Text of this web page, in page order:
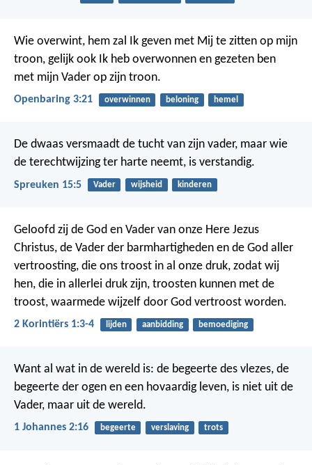
Wie overwint, hem zal Ik geven met Mij te zitten op mijn
troon, gelijk ook Ik heb overwonnen en gezeten ben
met mijn Vader op zijn troon.
Openbaring 3:21 overwinnen beloning hemel
De dwaas versmaadt de tucht van zijn vader, maar wie
de terechtwijzing ter harte neemt, is verstandig.
Spreuken 15:5 Vader wijsheid kinderen
Geloofd zij de God en Vader van onze Here Jezus
Christus, de Vader der barmhartigheden en de God aller
vertroosting, die ons troost in al onze druk, zodat wij
hen, die in allerlei druk zijn, troosten kunnen met de
troost, waarmede wijzelf door God vertroost worden.
2 Korintiërs 1:3-4 lijden aanbidding bemoediging
Want al wat in de wereld is: de begeerte des vlezes, de
begeerte der ogen en een hovaardig leven, is niet uit de
Vader, maar uit de wereld.
1 Johannes 2:16 begeerte verslaving trots